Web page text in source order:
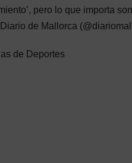
pero lo que importa
de Mallorca
de Deportes